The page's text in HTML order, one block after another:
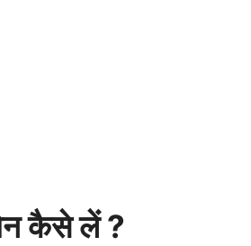
कैसे लें ?